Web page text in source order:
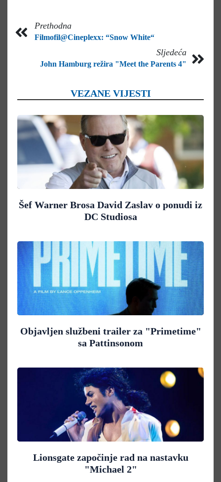
Prethodna
Filmofil@Cineplexx: “Snow White“
Sljedeća
John Hamburg režira "Meet the Parents 4"
VEZANE VIJESTI
Šef Warner Brosa David Zaslav o ponudi iz
DC Studiosa
Objavljen službeni trailer za "Primetime"
sa Pattinsonom
Lionsgate započinje rad na nastavku
"Michael 2"